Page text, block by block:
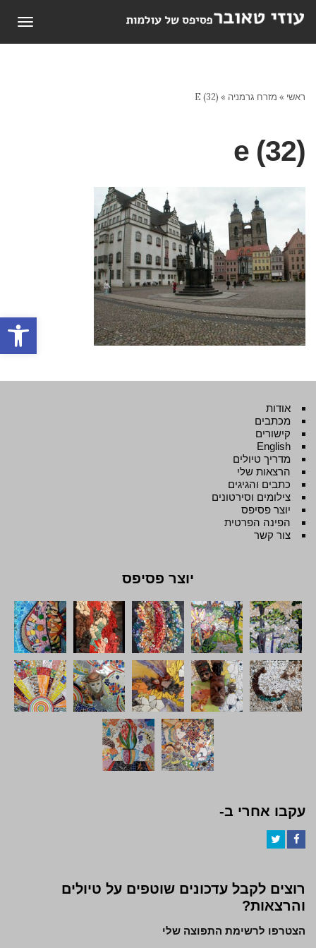
פתח
ראשי » מזרח גרמניה »
E (32)
e (32)
אודות
מכתבים
קישורים
English
מדריך טיולים
הרצאות שלי
כתבים והגיגים
צילומים וסירטונים
יוצר פסיפס
הפינה הפרטית
צור קשר
יוצר פסיפס
עקבו אחרי ב-
רוצים לקבל עדכונים שוטפים על טיולים
והרצאות?
הצטרפו לרשימת התפוצה שלי